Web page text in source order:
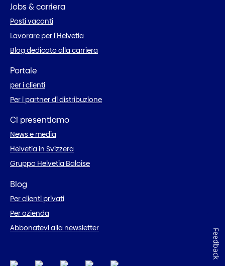
Jobs & carriera
Posti vacanti
Lavorare per l’Helvetia
Blog dedicato alla carriera
Portale
per i clienti
Per i partner di distribuzione
Ci presentiamo
News e media
Helvetia in Svizzera
Gruppo Helvetia Baloise
Blog
Per clienti privati
Per azienda
Abbonatevi alla newsletter
Feedback